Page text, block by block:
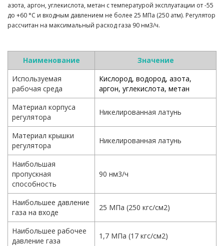
азота, аргон, углекислота, метан с температурой эксплуатации от -55
до +60 °С и входным давлением не более 25 МПа (250 атм). Регулятор
рассчитан на максимальный расход газа 90 нм3/ч.
Наименование
Значение
Используемая
рабочая среда
Кислород, водород, азота,
аргон, углекислота, метан
Материал корпуса
регулятора
Никелированная латунь
Материал крышки
регулятора
Никелированная латунь
Наибольшая
пропускная
способность
90 нм3/ч
Наибольшее давление
газа на входе
25 МПа (250 кгс/см2)
Наибольшее рабочее
давление газа
1,7 МПа (17 кгс/см2)